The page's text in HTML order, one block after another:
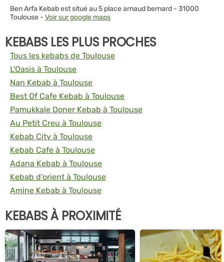
Ben Arfa Kebab est situé au 5 place arnaud bernard - 31000
Toulouse - Voir sur google maps
KEBABS LES PLUS PROCHES
Tous les kebabs de Toulouse
L'Oasis à Toulouse
Nan Kebab à Toulouse
Best Of Cafe Kebab à Toulouse
Pamukkale Doner Kebab à Toulouse
Au Petit Creu à Toulouse
Kebab City à Toulouse
Kebab Cafe à Toulouse
Adana Kebab à Toulouse
Kebab d'orient à Toulouse
Amine Kebab à Toulouse
KEBABS À PROXIMITÉ